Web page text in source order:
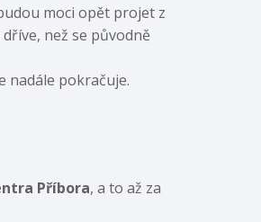
moci opět projet z
než se původně
nadále pokračuje.
Příbora, a to až za